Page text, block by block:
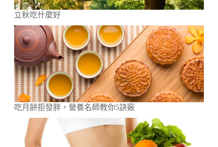
立秋吃什麼好
吃月餅拒發胖，營養名師教你5訣竅